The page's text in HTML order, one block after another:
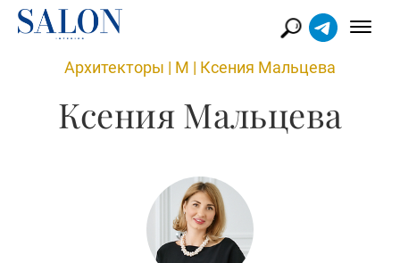
Архитекторы | М | Ксения Мальцева
Ксения Мальцева